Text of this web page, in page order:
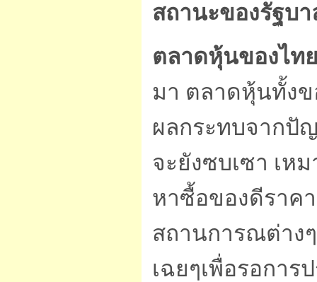
สถานะของรัฐบา
ตลาดหุ้นของไท
มา ตลาดหุ้นทั้ง
ผลกระทบจากปั
จะยังซบเซา เห
หาซื้อของดีราค
สถานการณต่าง
เฉยๆเพื่อรอกา